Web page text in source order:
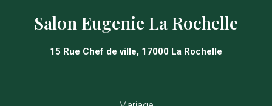
Salon Eugenie La Rochelle
15 Rue Chef de ville, 17000 La Rochelle